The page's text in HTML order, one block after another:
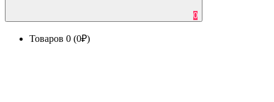
0
Товаров 0 (0₽)